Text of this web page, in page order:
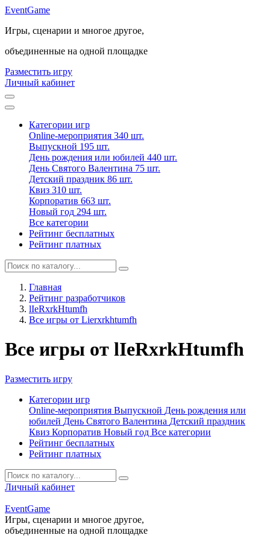
EventGame
Игры, сценарии и многое другое,
объединенные на одной площадке
Разместить игру
Личный кабинет
Категории игр
Online-мероприятия 340 шт.
Выпускной 195 шт.
День рождения или юбилей 440 шт.
День Святого Валентина 75 шт.
Детский праздник 86 шт.
Квиз 310 шт.
Корпоратив 663 шт.
Новый год 294 шт.
Все категории
Рейтинг бесплатных
Рейтинг платных
Главная
Рейтинг разработчиков
lIeRxrkHtumfh
Все игры от Lierxrkhtumfh
Все игры от lIeRxrkHtumfh
Разместить игру
Категории игр
Online-мероприятия Выпускной День рождения или
юбилей День Святого Валентина Детский праздник
Квиз Корпоратив Новый год Все категории
Рейтинг бесплатных
Рейтинг платных
Личный кабинет
EventGame
Игры, сценарии и многое другое,
объединенные на одной площадке